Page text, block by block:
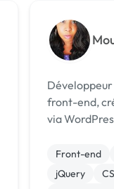
front-end,
via
Je gère
également.
Front-end
jQuery